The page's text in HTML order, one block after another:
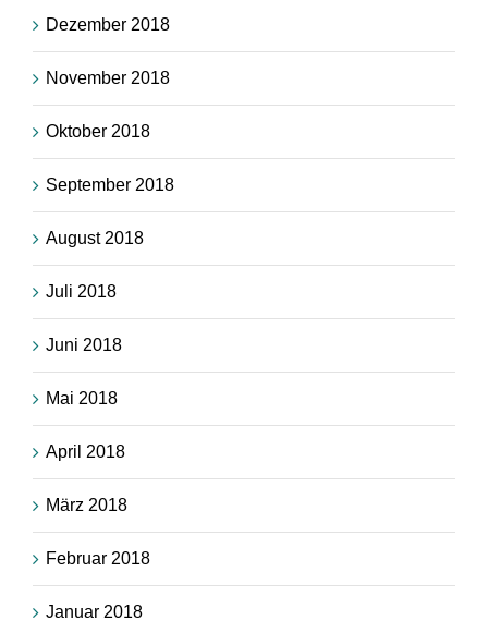
Dezember 2018
November 2018
Oktober 2018
September 2018
August 2018
Juli 2018
Juni 2018
Mai 2018
April 2018
März 2018
Februar 2018
Januar 2018